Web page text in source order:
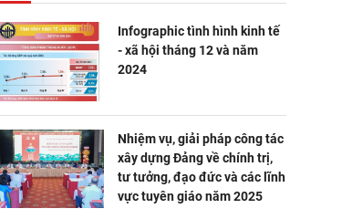
Infographic tình hình kinh tế
- xã hội tháng 12 và năm
2024
Nhiệm vụ, giải pháp công tác
xây dựng Đảng về chính trị,
tư tưởng, đạo đức và các lĩnh
vực tuyên giáo năm 2025